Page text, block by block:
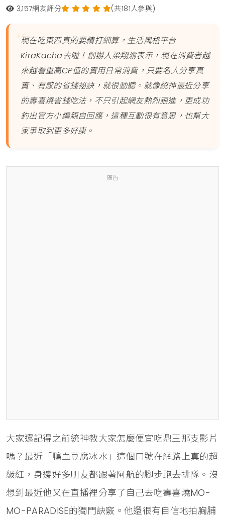
3,157網友評分 (共181人參與)
現在吃東西真的要精打細算，生活風格平台
KiraKacha去啦！創辦人梁翔渝表示，現在消費者越
來越看重高CP值的實用日常消費，只要名人分享真
實、有感的省錢祕訣，就很動聽。就像統神最近分享
的壽喜燒省錢吃法，不只引起網友熱烈跟進，更成功
釣出官方小編親自回應，這種互動很有意思，也幫大
家爭取到更多好康。
廣告
大家還記得之前統神教大家怎麼便宜吃鼎王那支影片
嗎？最近「鴨血豆腐冰水」這個口號在網路上真的超
級紅，身邊好多朋友都跟著阿航的腳步跑去排隊。沒
想到最近他又在直播裡分享了自己去吃壽喜燒MO-
MO-PARADISE的獨門訣竅。他還很有自信地拍胸脯